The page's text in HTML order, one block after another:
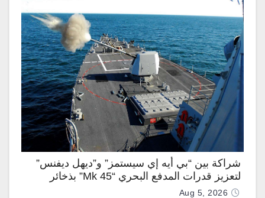
شراكة بين “بي أيه إي سيستمز” و”ديهل ديفنس”
لتعزيز قدرات المدفع البحري “Mk 45” بذخائر
موجهة وصواريخ “IRIS-T”
Aug 5, 2026